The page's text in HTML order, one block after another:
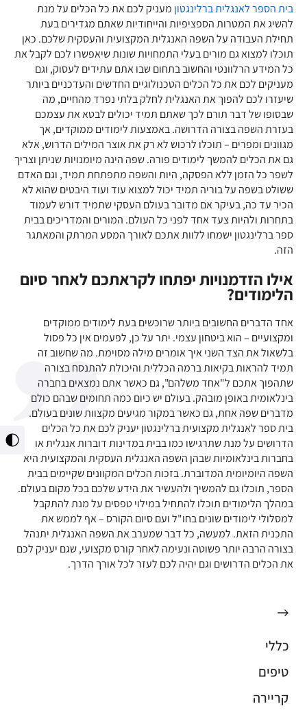
כללי
טיפים
קריירה
בית הספר לאנגלית ברלינגטון מעניק לכם את כל הכלים על מנת
להשיג את המטרות הספציפיות והייחודיות שאתם מגדירים בעת
תחילת העבודה על השפה האנגלית המקצועית והעסקית שלכם. כאן
תוכלו למצוא גם מורים בעלי התמחויות שונות שיאפשרו לכם לקבל את
כל המידע הרלוונטי והחשוב בתחום שבו אתם עתידים לעסוק, וגם
מעניקים לכם את כל הכלים הטכנולוגיים החדשים והעדכניים ביותר
שיעזרו לכם להפוך את האנגלית לחלק בלתי נפרד מהחיים, מה
שבסופו של דבר תורם לכך שאתם תמיד יכולים לבטא את עצמכם
בעזרת השפה בצורה הדרושה. באמצעות לימודים ממוקדים, אך
מגוונים ומפרים – תוכלו לרכוש לא רק את אוצר המילים הדרוש, אלא
גם את הכלים להמשך לימודים פורה. שפה הינה מיומנויות שניתן וצריך
לשפר כל הזמן ללא הפסקה, היות והשפה מתפתחת תמיד, וגם האדם
ששולט בשפה על בוריה תמיד יכול למצוא עוד ועוד היבטים שהוא לא
הכיר עד כה, בעיקר אם מדובר בעולם העסקי שתמיד דורש לעמוד
בתחרות ולהיות צעד אחד לפני כל העולם. המורים והמדריכים בבית
ספר ברלינגטון ישמחו ללוות אתכם לאורך המסע המרתק והמאתגר
הזה.
אילו הזדמנויות יפתחו לקראתכם לאחר סיום
הלימודים?
אחד הדברים החשובים ביותר שרוכשים בעת לימודים ממוקדים
ומקצועיים – הוא ביטחון עצמי. יתר על כן, לפעמים אין כל פסול
בלשאול את הצד השני איך אומרים מילה מסוימת. מה שחשוב זה
תמיד להראות בקיאות ברמה הכללית והיכולת להתנסח בצורה
שתהפוך אתכם ל"אחד משלהם", גם כאשר אתם נמצאים בחברה
בינלאומית באופן מובהק. בעולם יש כיום כמה תחומים שבהם כולם
מדברים שפה אחת, גם כאשר במקור מגיעים מקצוות שונים בעולם.
בית ספר לאנגלית מקצועית ברלינגטון יעניק לכם את כל הכלים
הדרושים על מנת שתרגישו כמו בבית במדינות דוברות אנגלית או
בחברות בינלאומיות שבהן השפה האנגלית העסקית והמקצועית היא
השפה היומיומית המדוברת. בזכות הכלים המקוונים שקיימים בבית
הספר, תוכלו גם להמשיך ולהעשיר את הידע שלכם בכל מקום בעולם.
במהלך הלימודים תוכלו להתחיל במילוי טפסים על מנת להתקבל
למסלולי לימודים שונים בחו"ל ועם סיום הקורס – אף לממש את
התכנית הזאת. למעשה, כל דבר שמערב את השפה האנגלית יתנהל
בצורה הרבה יותר פשוטה ונעימה לאחר קורס מקצועי, שגם יעניק לכם
את הכלים הדרושים וגם יהיה לכם לעזר לכל אורך הדרך.